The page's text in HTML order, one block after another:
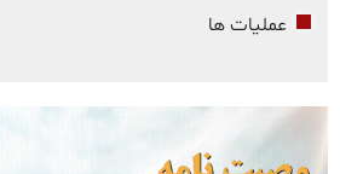
عملیات ها